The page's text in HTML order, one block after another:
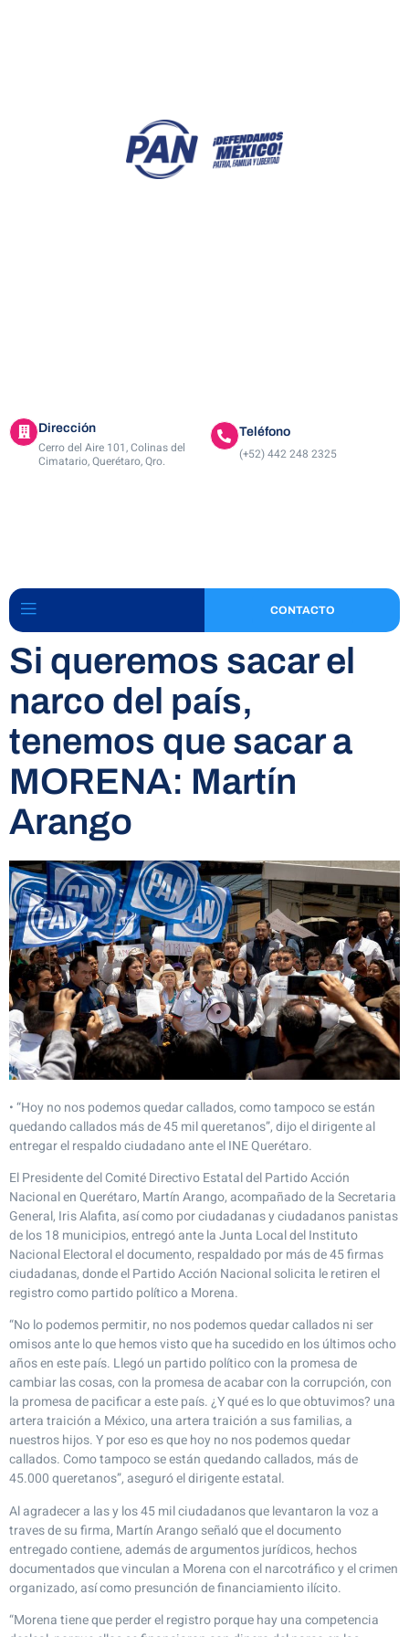
Dirección
Cerro del Aire 101, Colinas del
Cimatario, Querétaro, Qro.
Teléfono
(+52) 442 248 2325
CONTACTO
Si queremos sacar el
narco del país,
tenemos que sacar a
MORENA: Martín
Arango
• “Hoy no nos podemos quedar callados, como tampoco se están
quedando callados más de 45 mil queretanos”, dijo el dirigente al
entregar el respaldo ciudadano ante el INE Querétaro.
El Presidente del Comité Directivo Estatal del Partido Acción
Nacional en Querétaro, Martín Arango, acompañado de la Secretaria
General, Iris Alafita, así como por ciudadanas y ciudadanos panistas
de los 18 municipios, entregó ante la Junta Local del Instituto
Nacional Electoral el documento, respaldado por más de 45 firmas
ciudadanas, donde el Partido Acción Nacional solicita le retiren el
registro como partido político a Morena.
“No lo podemos permitir, no nos podemos quedar callados ni ser
omisos ante lo que hemos visto que ha sucedido en los últimos ocho
años en este país. Llegó un partido político con la promesa de
cambiar las cosas, con la promesa de acabar con la corrupción, con
la promesa de pacificar a este país. ¿Y qué es lo que obtuvimos? una
artera traición a México, una artera traición a sus familias, a
nuestros hijos. Y por eso es que hoy no nos podemos quedar
callados. Como tampoco se están quedando callados, más de
45.000 queretanos”, aseguró el dirigente estatal.
Al agradecer a las y los 45 mil ciudadanos que levantaron la voz a
traves de su firma, Martín Arango señaló que el documento
entregado contiene, además de argumentos jurídicos, hechos
documentados que vinculan a Morena con el narcotráfico y el crimen
organizado, así como presunción de financiamiento ilícito.
“Morena tiene que perder el registro porque hay una competencia